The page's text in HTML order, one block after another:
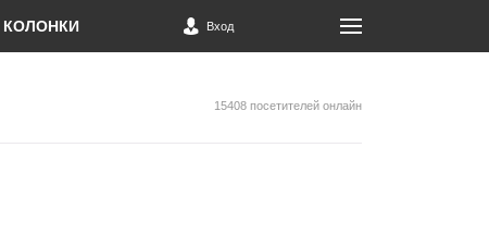
КОЛОНКИ Вход
15408 посетителей онлайн